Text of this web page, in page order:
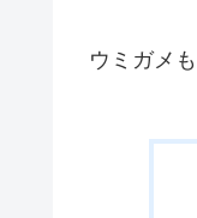
ウミガメ